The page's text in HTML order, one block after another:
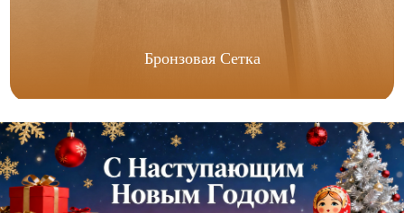
Бронзовая Сетка